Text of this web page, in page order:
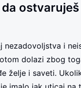
nezadovoljstva i
dolazi zbog
želje i saveti.